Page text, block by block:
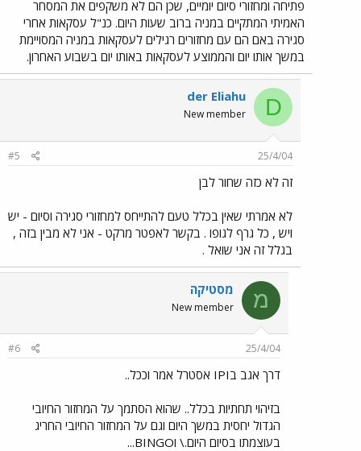
פתיחה ומחזורי סיום יומיים, שכן הם לא משקפים את המסחר
האמיתי המתקיים במניה ברוב שעות היום. כנ"ל עסקאות אחרי
סגירה באם הם עם מחזורים רגילים לעסקאות במניה המסויימת
במשך אותו יום והממוצע לעסקאות באותו יום בשבוע האחרון.
D
der Eliahu
New member
25/4/04
#5
זה לא כזה שחור לבן
לא אמרתי שאין בכלל טעם להתייחס למחזורי סגירה וסיום - יש
ויש , כל גרף לגופו . בקשר לאפטר מרקט - אני לא מבין בזה ,
בגלל זה אני שואל .
מ מסטיקה
New member
25/4/04
#6
דרך אגב בIPI אסטרל אמר וככל..
בזיהוי תחתיות בכלל.. שהוא הסתמך על המחזור החיובי
הגדול יחסית במשך היום וגם על המחזור החיובי החריג
בעוצמתו בסיום היום.\ וBINGO...